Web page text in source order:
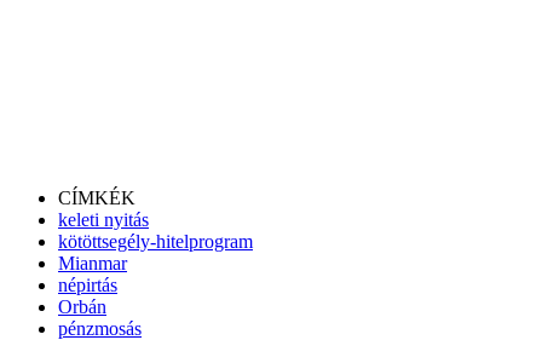
CÍMKÉK
keleti nyitás
kötöttsegély-hitelprogram
Mianmar
népirtás
Orbán
pénzmosás